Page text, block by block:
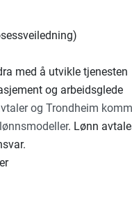
med å utvikle tjenesten
og arbeidsglede
og Trondheim
. Lønn